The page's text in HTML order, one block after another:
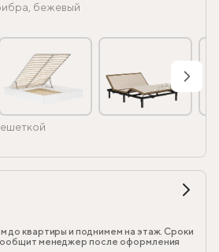
бежевый
до квартиры и поднимем на этаж. Сроки
менеджер после оформления